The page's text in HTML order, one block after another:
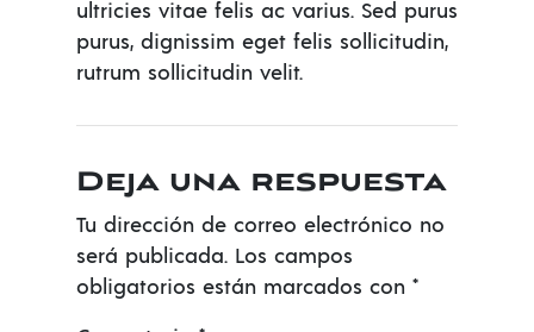
ultricies vitae felis ac varius. Sed purus
purus, dignissim eget felis sollicitudin,
rutrum sollicitudin velit.
Deja una respuesta
Tu dirección de correo electrónico no
será publicada. Los campos
obligatorios están marcados con *